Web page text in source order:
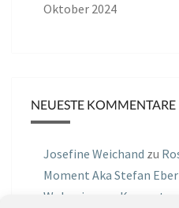
Oktober 2024
NEUESTE KOMMENTARE
Josefine Weichand zu
Moment Aka Stefan
Wohnzimmer Konzerte